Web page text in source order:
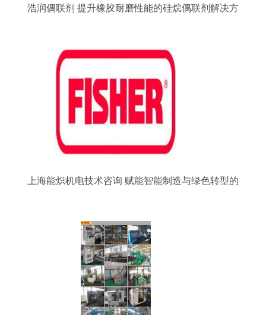
浩润偶联剂 提升橡胶耐磨性能的硅烷偶联剂解决方
上海能炽机电技术咨询 赋能智能制造与绿色转型的